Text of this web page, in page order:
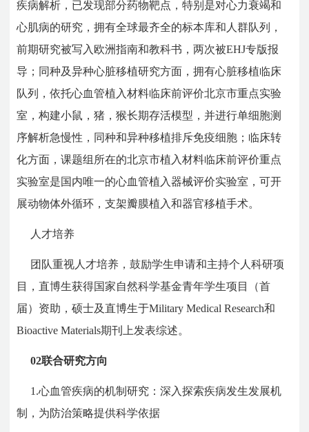
疾病解析，已发现部分药物靶点，特别是对心力衰竭和
心肌病的研究，拥有全球最齐全的标本库和人群队列，
前期研究被写入欧洲指南和教科书，两次被EHJ专版报
导；同种及异种心脏移植研究方面，拥有心脏移植临床
队列，依托心血管植入材料临床前评价北京市重点实验
室，构建小鼠，猪，猴长期存活模型，并进行单细胞测
序解析急慢性，同种和异种移植排斥免疫细胞；临床转
化方面，课题组所在的北京市植入材料临床前评价重点
实验室是国内唯一的心血管植入器械评价实验室，可开
展动物体外循环，支架瓣膜植入和器官移植手术。
人才培养
团队重视人才培养，鼓励学生申请和主持个人科研项
目，直博生获得国家自然科学基金青年学生项目（首
届）资助，硕士及直博生于Military Medical Research和
Bioactive Materials期刊上发表综述。
02联合研究方向
1.心血管疾病的机制研究：深入探索疾病发生发展机
制，为防治策略提供科学依据